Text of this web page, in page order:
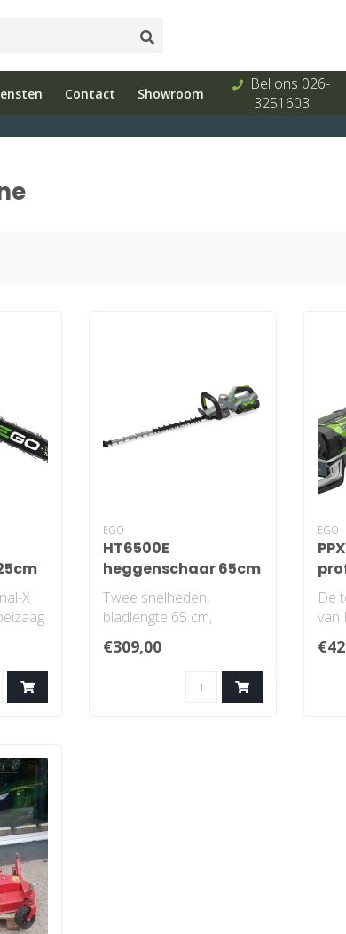
Contact Showroom
reparatie
met advies
Bel ons 026-
3251603
X
EGO
HT6500E
heggenschaar 65cm
33mm
Twee snelheden,
bladlengte 65 cm,
mesafstand 33 mm bij
dubbelzijdige snijactie v..
€309,00
EGO
De
van